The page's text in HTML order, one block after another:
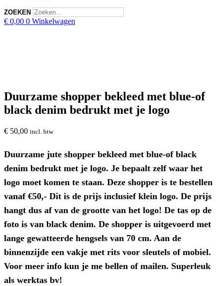
ZOEKEN
€ 0,00 0 Winkelwagen
Duurzame shopper bekleed met blue-of
black denim bedrukt met je logo
€ 50,00 incl. btw
Duurzame jute shopper bekleed met blue-of black
denim bedrukt met je logo. Je bepaalt zelf waar het
logo moet komen te staan. Deze shopper is te bestellen
vanaf €50,- Dit is de prijs inclusief klein logo. De prijs
hangt dus af van de grootte van het logo! De tas op de
foto is van black denim. De shopper is uitgevoerd met
lange gewatteerde hengsels van 70 cm. Aan de
binnenzijde een vakje met rits voor sleutels of mobiel.
Voor meer info kun je me bellen of mailen. Superleuk
als werktas bv!